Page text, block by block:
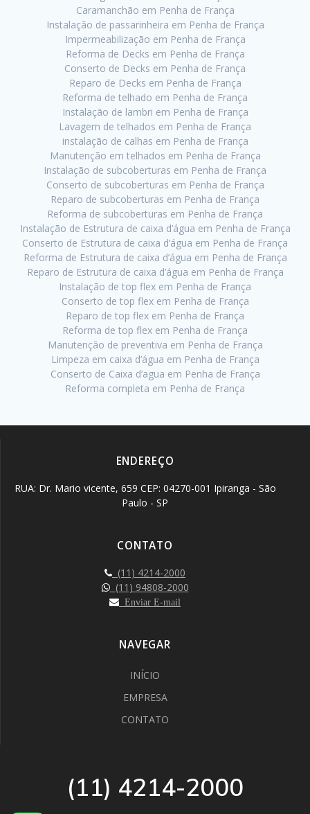
Caramanchão em Penha de França
Instalação de passarinheira em Penha de França
Impermeabilização em Penha de França
Reforma de Decks em Penha de França
Conserto de Decks em Penha de França
Reparo de Decks em Penha de França
Reforma de telhado em Penha de França
Instalação de lambri em Penha de França
Lavagem de telhados em Penha de França
instalação de calhas em Penha de França
Manutenção em telhados em Penha de França
Instalação de subcoberturas em Penha de França
Conserto de subcoberturas em Penha de França
Reparo de subcoberturas em Penha de França
Reforma de subcoberturas em Penha de França
Instalação de Estrutura de caixa d’água em Penha de França
Conserto de Estrutura de caixa d’água em Penha de França
Reforma de Estrutura de caixa d’água em Penha de França
Reparo de Estrutura de caixa d’água em Penha de França
Instalação de top flex em Penha de França
Conserto de top flex em Penha de França
Reparo de top flex em Penha de França
Reforma de top flex em Penha de França
Manutenção de preventiva em Penha de França
Limpeza em caixa d’água em Penha de França
Conserto de Caixa d’agua em Penha de França
Reforma completa em Penha de França
ENDEREÇO
RUA: Dr. Mario vicente, 659 CEP: 04270-001 Ipiranga - São
Paulo - SP
CONTATO
(11) 4214-2000
(11) 94808-2000
Enviar E-mail
NAVEGAR
INÍCIO
EMPRESA
CONTATO
(11) 4214-2000